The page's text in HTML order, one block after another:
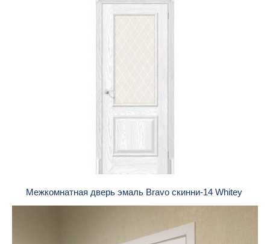
Межкомнатная дверь эмаль Bravo скинни-14 Whitey